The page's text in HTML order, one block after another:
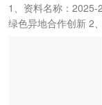
1、资料名称：2025-
绿色异地合作创新 2